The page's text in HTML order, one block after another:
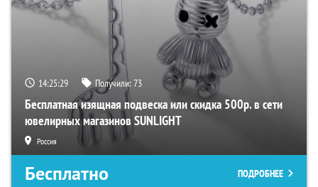
14:25:28 Получили:73
Бесплатная изящная подвеска или скидка 500р. в сети
ювелирных магазинов SUNLIGHT
Россия
Бесплатно ПОДРОБНЕЕ